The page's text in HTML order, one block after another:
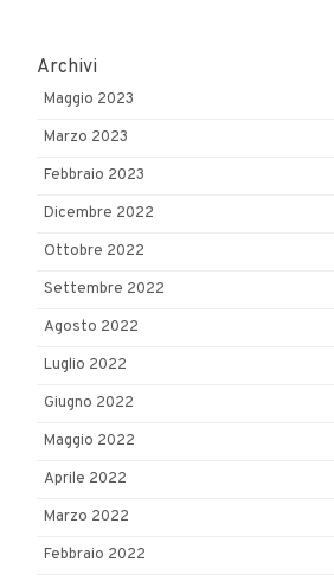
Archivi
Maggio 2023
Marzo 2023
Febbraio 2023
Dicembre 2022
Ottobre 2022
Settembre 2022
Agosto 2022
Luglio 2022
Giugno 2022
Maggio 2022
Aprile 2022
Marzo 2022
Febbraio 2022